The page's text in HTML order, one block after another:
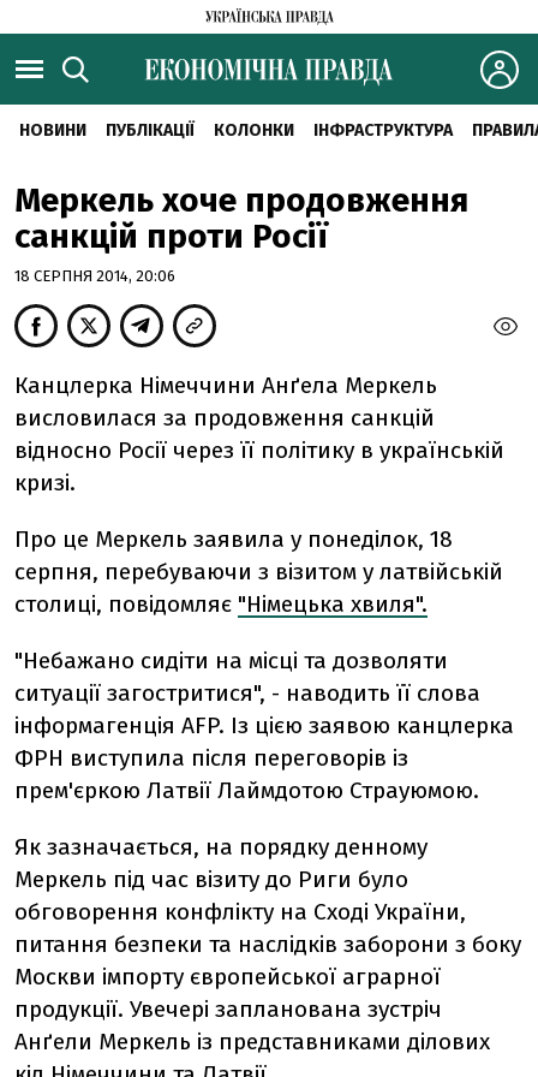
НОВИНИ ПУБЛІКАЦІЇ КОЛОНКИ ІНФРАСТРУКТУРА
Меркель хоче продовження
санкцій проти Росії
18 СЕРПНЯ 2014, 20:06
Канцлерка Німеччини Анґела Меркель
висловилася за продовження санкцій
відносно Росії через її політику в українській
кризі.
Про це Меркель заявила у понеділок, 18
серпня, перебуваючи з візитом у латвійській
столиці, повідомляє "Німецька хвиля".
"Небажано сидіти на місці та дозволяти
ситуації загостритися", - наводить її слова
інформагенція AFP. Із цією заявою канцлерка
ФРН виступила після переговорів із
прем'єркою Латвії Лаймдотою Страуюмою.
Як зазначається, на порядку денному
Меркель під час візиту до Риги було
обговорення конфлікту на Сході України,
питання безпеки та наслідків заборони з боку
Москви імпорту європейської аграрної
продукції. Увечері запланована зустріч
Анґели Меркель із представниками ділових